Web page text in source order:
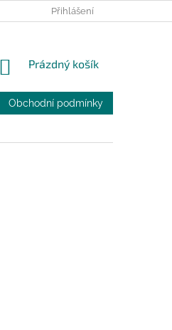
MOJE OBJEDNÁVKA
Přihlášení
NÁKUPNÍ
Prázdný košík
Obchodní podmínky